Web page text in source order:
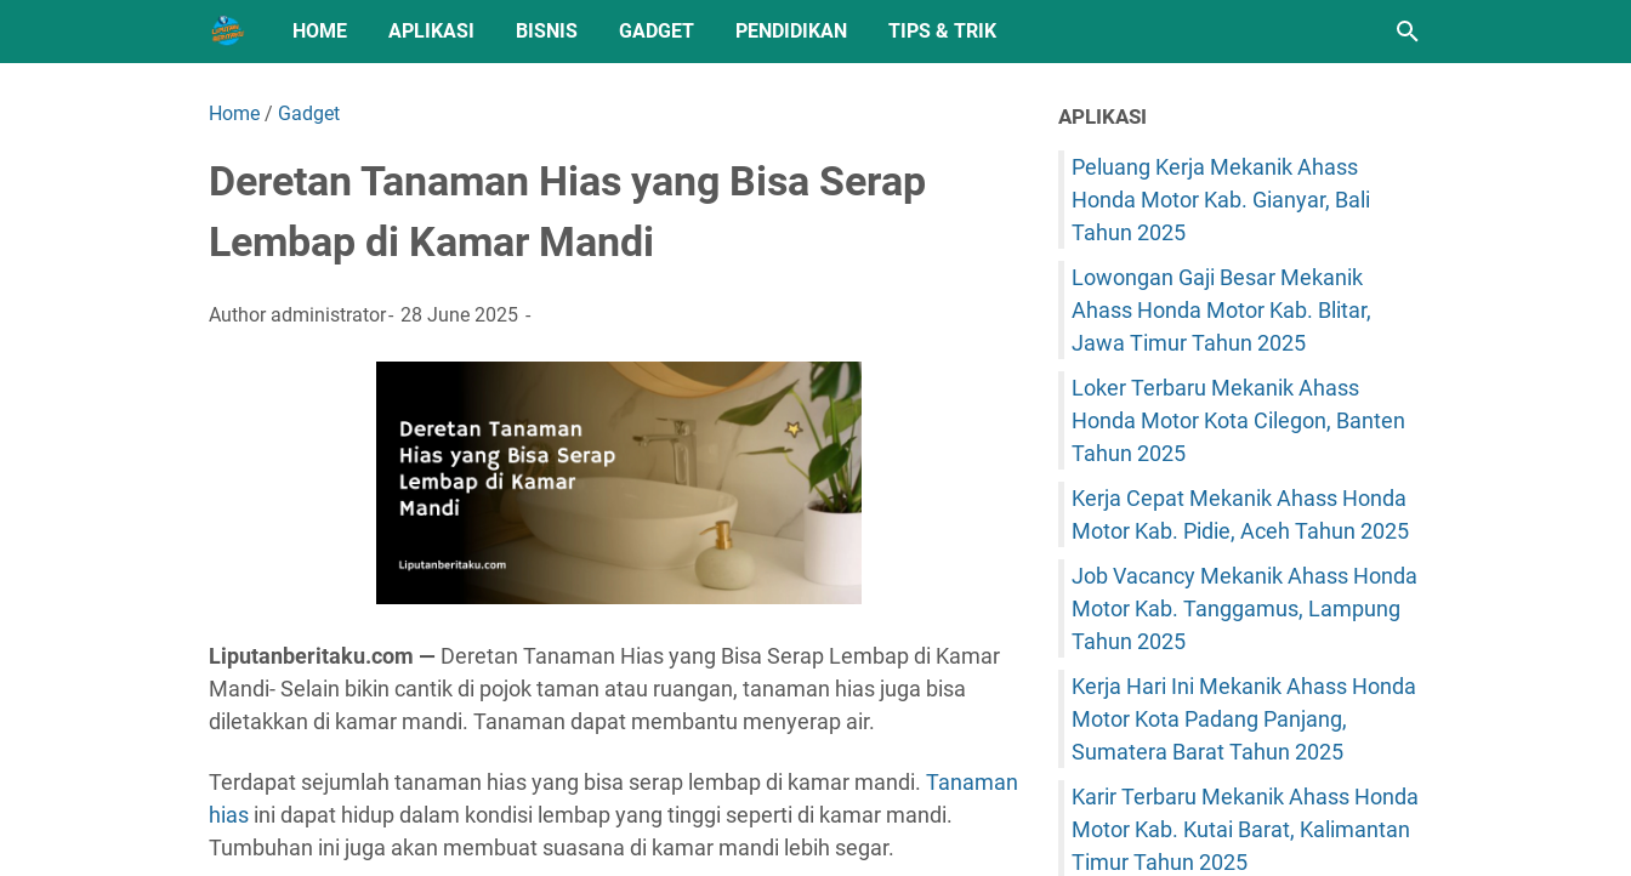
HOME APLIKASI BISNIS GADGET PENDIDIKAN TIPS & TRIK
Home / Gadget
Deretan Tanaman Hias yang Bisa Serap
Lembap di Kamar Mandi
Author administrator 28 June 2025
Liputanberitaku.com — Deretan Tanaman Hias yang Bisa Serap Lembap di Kamar
Mandi- Selain bikin cantik di pojok taman atau ruangan, tanaman hias juga bisa
diletakkan di kamar mandi. Tanaman dapat membantu menyerap air.
Terdapat sejumlah tanaman hias yang bisa serap lembap di kamar mandi. Tanaman
hias ini dapat hidup dalam kondisi lembap yang tinggi seperti di kamar mandi.
Tumbuhan ini juga akan membuat suasana di kamar mandi lebih segar.
APLIKASI
Peluang Kerja Mekanik Ahass
Honda Motor Kab. Gianyar, Bali
Tahun 2025
Lowongan Gaji Besar Mekanik
Ahass Honda Motor Kab. Blitar,
Jawa Timur Tahun 2025
Loker Terbaru Mekanik Ahass
Honda Motor Kota Cilegon, Banten
Tahun 2025
Kerja Cepat Mekanik Ahass Honda
Motor Kab. Pidie, Aceh Tahun 2025
Job Vacancy Mekanik Ahass Honda
Motor Kab. Tanggamus, Lampung
Tahun 2025
Kerja Hari Ini Mekanik Ahass Honda
Motor Kota Padang Panjang,
Sumatera Barat Tahun 2025
Karir Terbaru Mekanik Ahass Honda
Motor Kab. Kutai Barat, Kalimantan
Timur Tahun 2025